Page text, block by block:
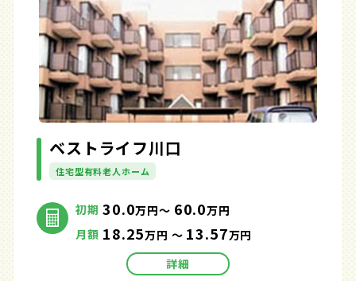
ベストライフ川口
住宅型有料老人ホーム
初期 30.0万円～ 60.0万円
月額 18.25万円 ～ 13.57万円
詳細